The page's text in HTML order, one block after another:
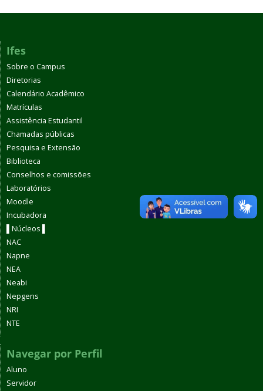
Ifes
Sobre o Campus
Diretorias
Calendário Acadêmico
Matrículas
Assistência Estudantil
Chamadas públicas
Pesquisa e Extensão
Biblioteca
Conselhos e comissões
Laboratórios
Moodle
Incubadora
▌Núcleos ▌
NAC
Napne
NEA
Neabi
Nepgens
NRI
NTE
Navegar por Perfil
Aluno
Servidor